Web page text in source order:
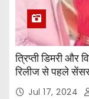
त्रिप्ती डिमरी और
रिलीज से पहले सेंसर
Jul 17, 2024